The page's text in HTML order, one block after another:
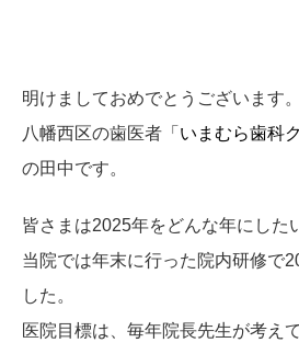
明けましておめでとうございます。
八幡西区の歯医者「 いまむら歯科
の田中です。
皆さまは2025年をどんな年にした
当院では年末に行った院内研修で
した。
医院目標は、毎年院長先生が考え